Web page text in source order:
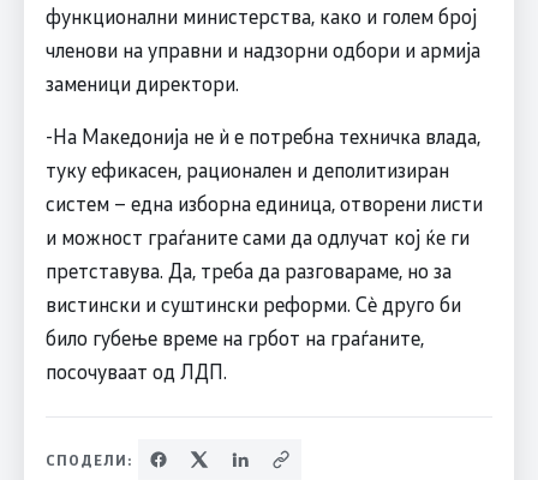
функционални министерства, како и голем број
членови на управни и надзорни одбори и армија
заменици директори.
-На Македонија не ѝ е потребна техничка влада,
туку ефикасен, рационален и деполитизиран
систем – една изборна единица, отворени листи
и можност граѓаните сами да одлучат кој ќе ги
претставува. Да, треба да разговараме, но за
вистински и суштински реформи. Сè друго би
било губење време на грбот на граѓаните,
посочуваат од ЛДП.
СПОДЕЛИ: